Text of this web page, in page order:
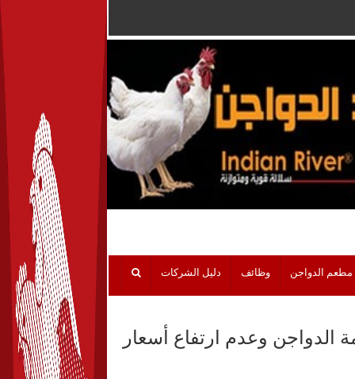
مطعم الدواجن وظائف دليل الشركات
الدواجن وعدم ارتفاع أسعار